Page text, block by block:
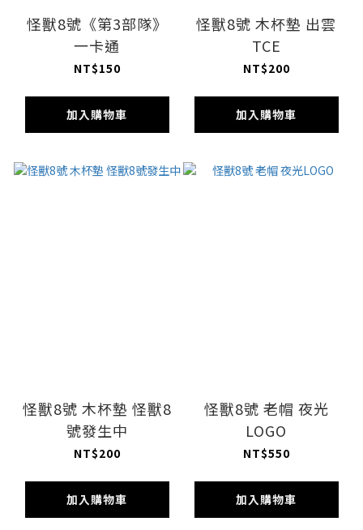
怪獸8號《第3部隊》
一卡通
NT$150
加入購物車
怪獸8號 木杯墊 出雲
TCE
NT$200
加入購物車
怪獸8號 木杯墊 怪獸8
號發生中
NT$200
加入購物車
怪獸8號 老帽 夜光
LOGO
NT$550
加入購物車